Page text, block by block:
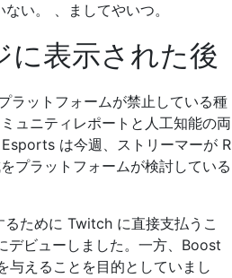
い。 、ましてやいつ。
表示された後
ラットフォームが禁止している種
ュニティレポートと人工知能の両
は今週、ストリーマーが R
プラットフォームが検討している
ために Twitch に直接支払うこ
デビューしました。一方、Boost
与えることを目的としていまし